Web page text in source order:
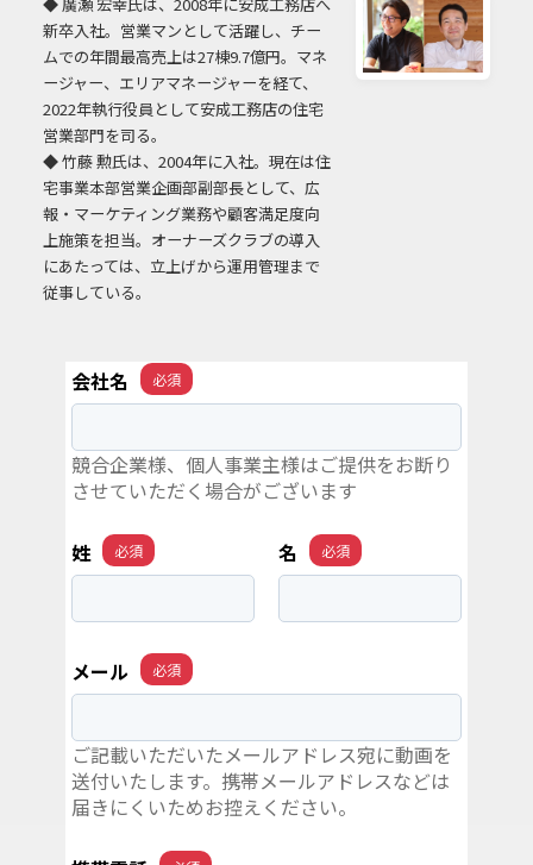
新卒入社。営業マンとして活躍し、チー
ムでの年間最高売上は27棟9.7億円。マネ
ージャー、エリアマネージャーを経て、
2022年執行役員として安成工務店の住宅
営業部門を司る。
◆竹藤 勲氏は、2004年に入社。現在は住
宅事業本部営業企画部副部長として、広
報・マーケティング業務や顧客満足度向
上施策を担当。オーナーズクラブの導入
にあたっては、立上げから運用管理まで
従事している。